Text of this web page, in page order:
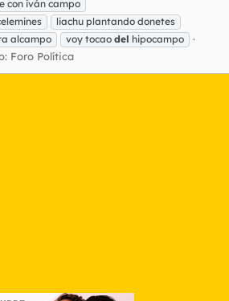
con iván campo
liachu plantando donetes
alcampo
voy tocao del hipocampo
Foro Política